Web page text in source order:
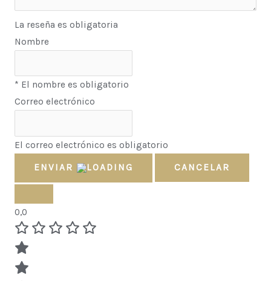
La reseña es obligatoria
Nombre
* El nombre es obligatorio
Correo electrónico
El correo electrónico es obligatorio
ENVIAR CANCELAR
0,0